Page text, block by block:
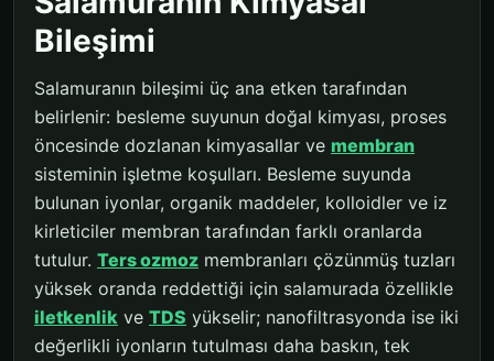
Bileşimi
Salamuranın bileşimi üç ana etken tarafından
belirlenir: besleme suyunun doğal kimyası, proses
öncesinde dozlanan kimyasallar ve membran
sisteminin işletme koşulları. Besleme suyunda
bulunan iyonlar, organik maddeler, kolloidler ve iz
kirleticiler membran tarafından farklı oranlarda
tutulur. Ters ozmoz membranları çözünmüş tuzları
yüksek oranda reddettiği için salamurada özellikle
iletkenlik ve TDS yükselir; nanofiltrasyonda ise iki
değerlikli iyonların tutulması daha baskın, tek